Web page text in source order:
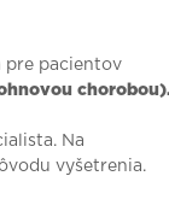
pre pacientov
Na
vyšetrenia.